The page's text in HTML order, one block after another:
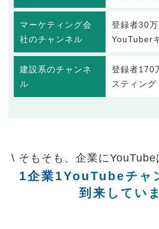
マーケティング会
社のチャンネル
登録者30
YouTuber
建設系のチャンネ
ル
登録者170
スティング
\ そもそも、企業に
1企業1YouTubeチャ
到来してい